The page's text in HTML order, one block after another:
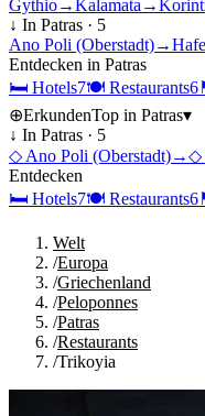
Gythio→Kalamata →
↓ In Patras · 5
Ano Poli (Oberstadt)→
Entdecken in Patras
🛏 Hotels7🍽 Restaurants6
⊕ErkundenTop in Patras▾
↓ In Patras · 5
◇ Ano Poli (Oberstadt)→◇
Entdecken
🛏 Hotels7🍽 Restaurants6
Welt
/Europa
/Griechenland
/Peloponnes
/Patras
/Restaurants
/Trikoyia